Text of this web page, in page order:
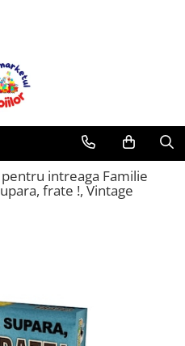
pentru intreaga Familie
frate !, Vintage